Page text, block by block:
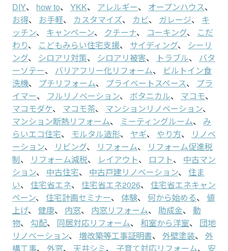
DIY、 how to、 YKK、 アレルギー、 オープンハウス、
お得、 お手軽、 カスタマイズ、 カビ、 ガレージ、
キ
ッチン、 キャンペーン、 クチーナ、 コーキング、
こだ
わり、 こどもみらい住宅支援、 サイディング、
シーリ
ング、 シロアリ対策、 シロアリ被害、 トラブル、
バタ
ーソテー、 バリアフリー化リフォーム、
ビルトイン食
洗機、 プチリフォーム、 プライベートスペース、
プラ
イマー、 フルリノベーション、 ボタニカル、 マコモ、
マコモダケ、 マコモ茶、 マンションリノベーション、
マンション断熱リフォーム、 ミーティングルーム、
み
らいエコ住宅、 モルタル造形、 ヤギ、 やり方、
リノベ
ーション、 リビング、 リフォーム、
リフォーム促進税
制、 リフォーム減税、 レイアウト、 ロフト、
中古マン
ション、 中古住宅、 中古戸建リノベーション、
住ま
い、 住宅省エネ、 住宅省エネ2026、
住宅省エネキャン
ペーン、 住宅計画セミナー、 体験、 何から始める、
値
上げ、 健康、 内窓、 内窓リフォーム、 助成金、
動
物、 勾配、 同居対応リフォーム、 和室から洋室、
団地
リノベーション、 増改築等工事証明書、 外壁塗装、
外
構工事、 外窓、 天井シミ、 子育て対応リフォーム、
安